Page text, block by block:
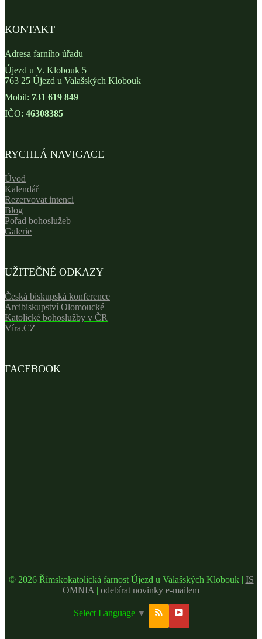
KONTAKT
Adresa farního úřadu
Újezd u V. Klobouk 5
763 25 Újezd u Valašských Klobouk
Mobil: 731 619 849
IČO: 46308385
RYCHLÁ NAVIGACE
Úvod
Kalendář
Rezervovat intenci
Blog
Pořad bohoslužeb
Galerie
UŽITEČNÉ ODKAZY
Česká biskupská konference
Arcibiskupství Olomoucké
Katolické bohoslužby v ČR
Víra.CZ
FACEBOOK
© 2026 Římskokatolická farnost Újezd u Valašských Klobouk | IS
OMNIA | odebírat novinky e-mailem
Select Language ▼